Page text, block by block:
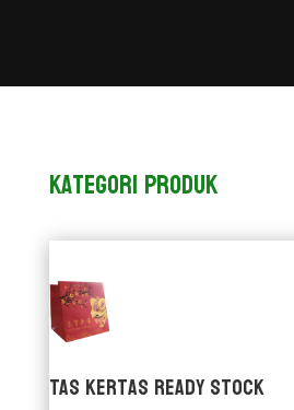
Kategori Produk
Tas Kertas Ready Stock